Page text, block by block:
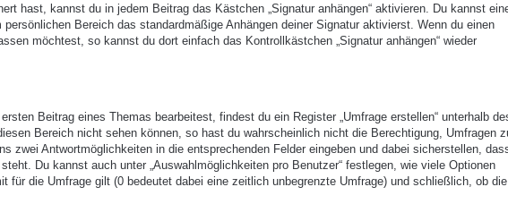
hast, kannst du in jedem Beitrag das Kästchen „Signatur anhängen“ aktivieren. Du kannst
Bereich das standardmäßige Anhängen deiner Signatur aktivierst. Wenn du einen
möchtest, so kannst du dort einfach das Kontrollkästchen „Signatur anhängen“ wieder
Beitrag eines Themas bearbeitest, findest du ein Register „Umfrage erstellen“ unterhalb
Bereich nicht sehen können, so hast du wahrscheinlich nicht die Berechtigung, Umfragen
zwei Antwortmöglichkeiten in die entsprechenden Felder eingeben und dabei sicherstellen,
Du kannst auch unter „Auswahlmöglichkeiten pro Benutzer“ festlegen, wie viele Optionen
für die Umfrage gilt (0 bedeutet dabei eine zeitlich unbegrenzte Umfrage) und schließlich, ob die